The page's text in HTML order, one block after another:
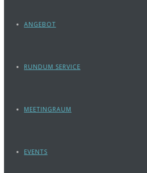
ANGEBOT
RUNDUM SERVICE
MEETINGRAUM
EVENTS